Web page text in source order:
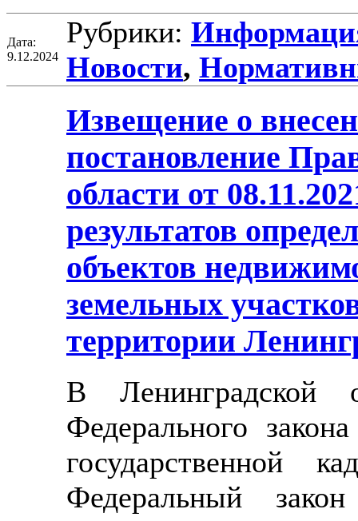
Дата:
9.12.2024
Рубрики:
Новости,
Извещение о
постановление
области от
результатов
объектов
земельных
территории
В Ленинградской
Федерального
государственной
Федеральный